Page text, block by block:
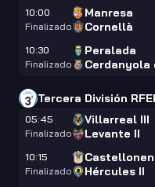
10:00
Finalizado
Manresa
Cornellà
10:30
Finalizado
Peralada
Cerdanyola
Tercera División
05:45
Finalizado
Villarreal III
Levante II
10:15
Finalizado
Hércules II